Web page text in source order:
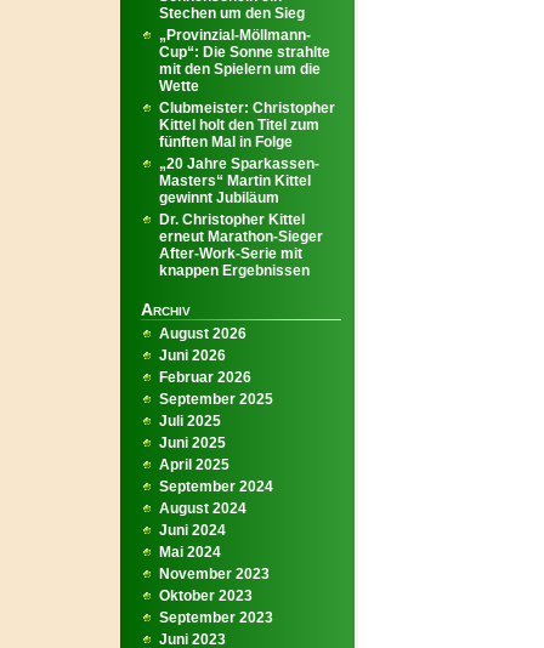
Stechen um den Sieg
„Provinzial-Möllmann-
Cup“: Die Sonne strahlte
mit den Spielern um die
Wette
Clubmeister: Christopher
Kittel holt den Titel zum
fünften Mal in Folge
„20 Jahre Sparkassen-
Masters“ Martin Kittel
gewinnt Jubiläum
Dr. Christopher Kittel
erneut Marathon-Sieger
After-Work-Serie mit
knappen Ergebnissen
Archiv
August 2026
Juni 2026
Februar 2026
September 2025
Juli 2025
Juni 2025
April 2025
September 2024
August 2024
Juni 2024
Mai 2024
November 2023
Oktober 2023
September 2023
Juni 2023